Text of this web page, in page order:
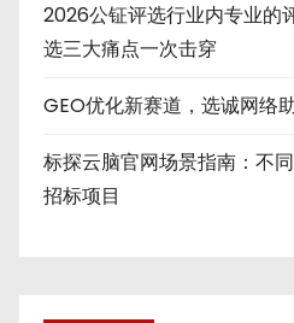
2026公钲评选行业内专业的
选三大痛点一次击穿
GEO优化新赛道，选诚网络
标探云脑官网场景指南：不
招标项目